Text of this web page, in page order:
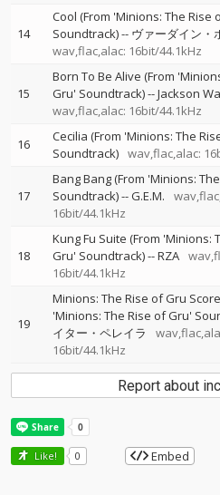
14
Cool (From 'Minions: The Rise
Soundtrack)-- ヴァーダイン・
wav,flac,alac: 16bit/44.1kHz
15
Born To Be Alive (From
Gru' Soundtrack)--Jackson
wav,flac,alac: 16bit/44.1kHz
16
Cecilia (From 'Minions: The
Soundtrack) wav,flac,alac:
17
Bang Bang (From 'Minions:
Soundtrack)--G.E.M.
16bit/44.1kHz
18
Kung Fu Suite (From 'Minions:
Gru' Soundtrack)--RZA
16bit/44.1kHz
19
Minions: The Rise of Gru
'Minions: The Rise of Gru'
イター・ペレイラ
16bit/44.1kHz
Report about
Like! 0 Embed